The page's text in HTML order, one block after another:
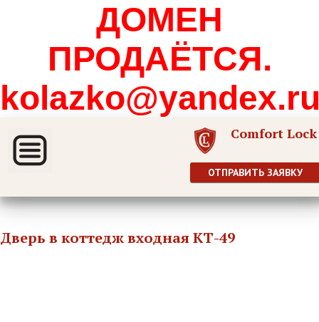
ДОМЕН
ПРОДАЁТСЯ.
Comfort Lock
ОТПРАВИТЬ ЗАЯВКУ
Дверь в коттедж входная КТ-49